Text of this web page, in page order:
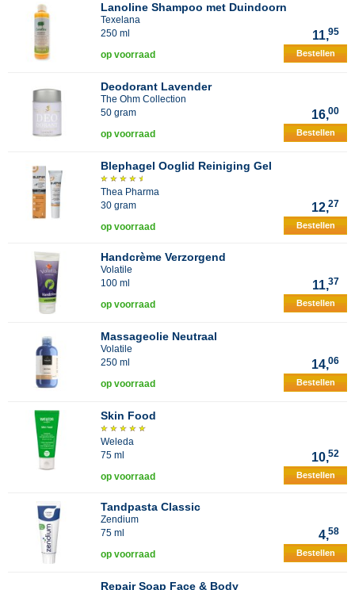
Lanoline Shampoo met Duindoorn
Texelana
250 ml
11,95
op voorraad Bestellen
Deodorant Lavender
The Ohm Collection
50 gram
16,00
op voorraad Bestellen
Blephagel Ooglid Reiniging Gel
Thea Pharma
30 gram
12,27
op voorraad Bestellen
Handcrème Verzorgend
Volatile
100 ml
11,37
op voorraad Bestellen
Massageolie Neutraal
Volatile
250 ml
14,06
op voorraad Bestellen
Skin Food
Weleda
75 ml
10,52
op voorraad Bestellen
Tandpasta Classic
Zendium
75 ml
4,58
op voorraad Bestellen
Repair Soap Face & Body